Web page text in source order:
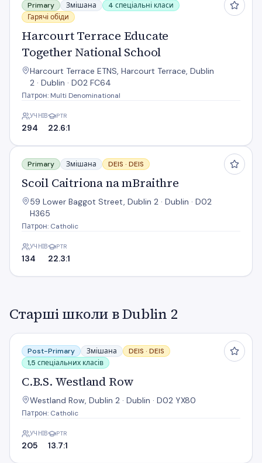
Primary Змішана
4 спеціальні класи
Гарячі обіди
Harcourt Terrace Educate
Together National School
Harcourt Terrace ETNS, Harcourt Terrace, Dublin
2 · Dublin · D02 FC64
Патрон: Multi Denominational
УЧНІВ
294
PTR
22.6:1
Scoil Caitriona na mBraithre
Primary Змішана DEIS · DEIS
Scoil Caitriona na mBraithre
59 Lower Baggot Street, Dublin 2 · Dublin · D02
H365
Патрон: Catholic
УЧНІВ
134
PTR
22.3:1
Старші школи в Dublin 2
C.B.S. Westland Row
Post-Primary Змішана DEIS · DEIS
1,5 спеціальних класів
C.B.S. Westland Row
Westland Row, Dublin 2 · Dublin · D02 YX80
Патрон: Catholic
УЧНІВ
205
PTR
13.7:1